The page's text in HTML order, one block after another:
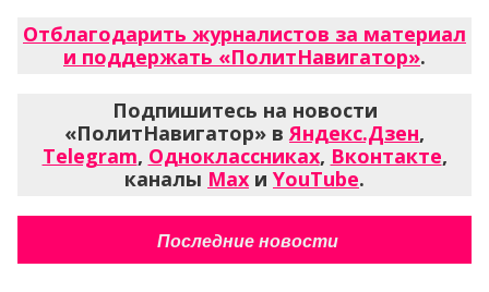
Отблагодарить журналистов за материал
и поддержать «ПолитНавигатор».
Подпишитесь на новости
«ПолитНавигатор» в Яндекс.Дзен,
Telegram, Одноклассниках, Вконтакте,
каналы Max и YouTube.
Последние новости